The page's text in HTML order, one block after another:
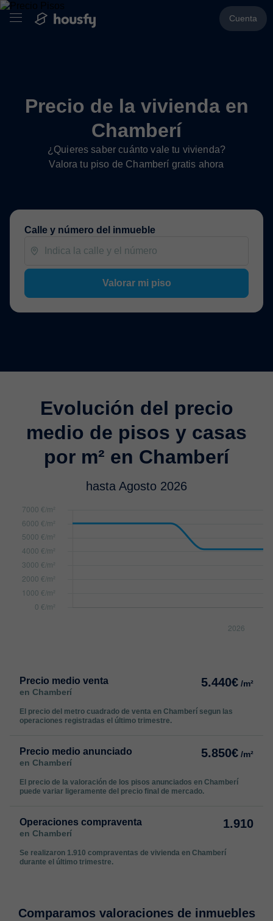
Cuenta
Precio de la vivienda en
Chamberí
¿Quieres saber cuánto vale tu vivienda?
Valora tu piso de Chamberí gratis ahora
Calle y número del inmueble
Valorar mi piso
Evolución del precio
medio de pisos y casas
por m² en Chamberí
hasta Agosto 2026
Precio medio venta
en Chamberí
5.440€ /m²
El precio del metro cuadrado de venta en Chamberí segun las
operaciones registradas el último trimestre.
Precio medio anunciado
en Chamberí
5.850€ /m²
El precio de la valoración de los pisos anunciados en Chamberí
puede variar ligeramente del precio final de mercado.
Operaciones compraventa
en Chamberí
1.910
Se realizaron 1.910 compraventas de vivienda en Chamberí
durante el último trimestre.
Comparamos valoraciones de inmuebles